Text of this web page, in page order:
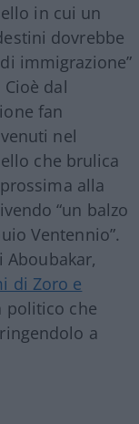
in cui un
dovrebbe
immigrazione”
dal
fan
nel
che brulica
alla
“un balzo
Ventennio”.
di Zoro e
politico che
a